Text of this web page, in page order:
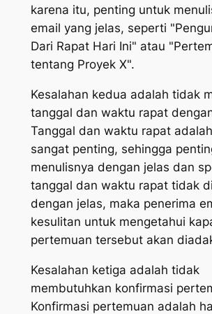
karena itu, penting untuk
email yang jelas, seperti
Dari Rapat Hari Ini" atau
tentang Proyek X".
Kesalahan kedua adalah tidak
tanggal dan waktu rapat
Tanggal dan waktu rapat
sangat penting, sehingga
menulisnya dengan jelas dan
tanggal dan waktu rapat tidak
dengan jelas, maka penerima
kesulitan untuk mengetahui
pertemuan tersebut akan
Kesalahan ketiga adalah tidak
membutuhkan konfirmasi
Konfirmasi pertemuan adalah